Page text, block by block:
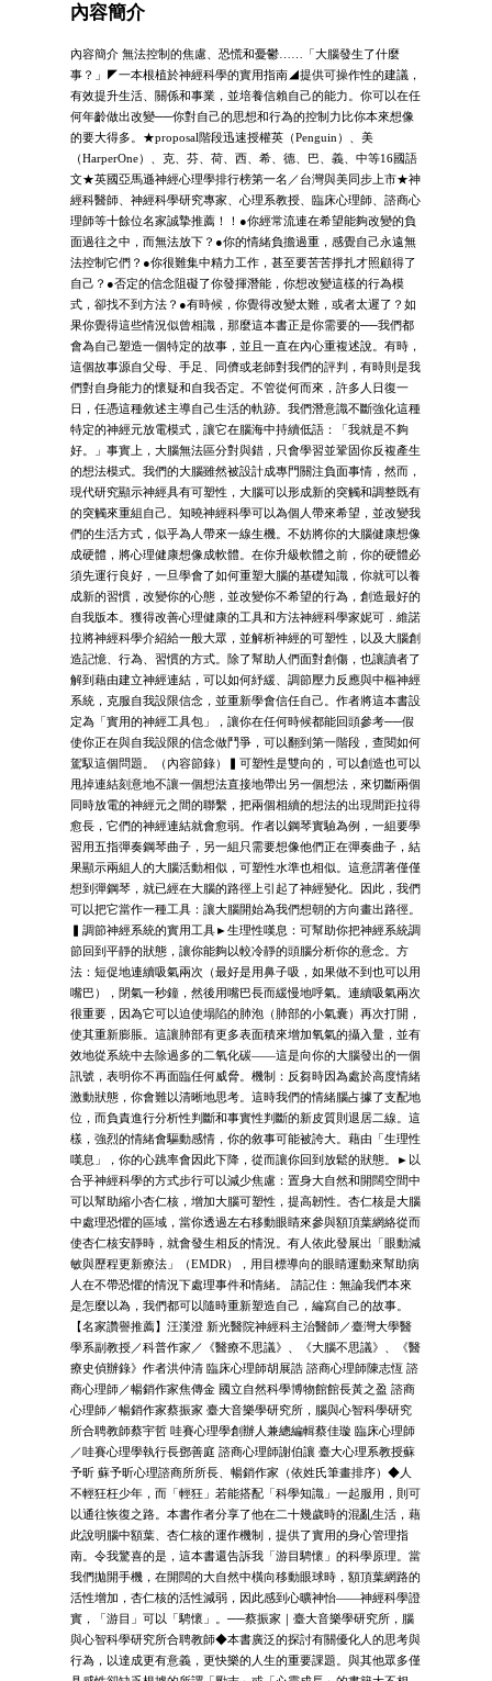
內容簡介
內容簡介 無法控制的焦慮、恐慌和憂鬱……「大腦發生了什麼
事？」◤一本根植於神經科學的實用指南◢提供可操作性的建議，
有效提升生活、關係和事業，並培養信賴自己的能力。你可以在任
何年齡做出改變──你對自己的思想和行為的控制力比你本來想像
的要大得多。★proposal階段迅速授權英（Penguin）、美
（HarperOne）、克、芬、荷、西、希、德、巴、義、中等16國語
文★英國亞馬遜神經心理學排行榜第一名／台灣與美同步上市★神
經科醫師、神經科學研究專家、心理系教授、臨床心理師、諮商心
理師等十餘位名家誠摯推薦！！●你經常流連在希望能夠改變的負
面過往之中，而無法放下？●你的情緒負擔過重，感覺自己永遠無
法控制它們？●你很難集中精力工作，甚至要苦苦掙扎才照顧得了
自己？●否定的信念阻礙了你發揮潛能，你想改變這樣的行為模
式，卻找不到方法？●有時候，你覺得改變太難，或者太遲了？如
果你覺得這些情況似曾相識，那麼這本書正是你需要的──我們都
會為自己塑造一個特定的故事，並且一直在內心重複述說。有時，
這個故事源自父母、手足、同儕或老師對我們的評判，有時則是我
們對自身能力的懷疑和自我否定。不管從何而來，許多人日復一
日，任憑這種敘述主導自己生活的軌跡。我們潛意識不斷強化這種
特定的神經元放電模式，讓它在腦海中持續低語：「我就是不夠
好。」事實上，大腦無法區分對與錯，只會學習並鞏固你反複產生
的想法模式。我們的大腦雖然被設計成專門關注負面事情，然而，
現代研究顯示神經具有可塑性，大腦可以形成新的突觸和調整既有
的突觸來重組自己。知曉神經科學可以為個人帶來希望，並改變我
們的生活方式，似乎為人帶來一線生機。不妨將你的大腦健康想像
成硬體，將心理健康想像成軟體。在你升級軟體之前，你的硬體必
須先運行良好，一旦學會了如何重塑大腦的基礎知識，你就可以養
成新的習慣，改變你的心態，並改變你不希望的行為，創造最好的
自我版本。獲得改善心理健康的工具和方法神經科學家妮可．維諾
拉將神經科學介紹給一般大眾，並解析神經的可塑性，以及大腦創
造記憶、行為、習慣的方式。除了幫助人們面對創傷，也讓讀者了
解到藉由建立神經連結，可以如何紓緩、調節壓力反應與中樞神經
系統，克服自我設限信念，並重新學會信任自己。作者將這本書設
定為「實用的神經工具包」，讓你在任何時候都能回頭參考──假
使你正在與自我設限的信念做鬥爭，可以翻到第一階段，查閱如何
駕馭這個問題。（內容節錄）▍可塑性是雙向的，可以創造也可以
甩掉連結刻意地不讓一個想法直接地帶出另一個想法，來切斷兩個
同時放電的神經元之間的聯繫，把兩個相續的想法的出現間距拉得
愈長，它們的神經連結就會愈弱。作者以鋼琴實驗為例，一組要學
習用五指彈奏鋼琴曲子，另一組只需要想像他們正在彈奏曲子，結
果顯示兩組人的大腦活動相似，可塑性水準也相似。這意謂著僅僅
想到彈鋼琴，就已經在大腦的路徑上引起了神經變化。因此，我們
可以把它當作一種工具：讓大腦開始為我們想朝的方向畫出路徑。
▍調節神經系統的實用工具►生理性嘆息：可幫助你把神經系統調
節回到平靜的狀態，讓你能夠以較冷靜的頭腦分析你的意念。方
法：短促地連續吸氣兩次（最好是用鼻子吸，如果做不到也可以用
嘴巴），閉氣一秒鐘，然後用嘴巴長而緩慢地呼氣。連續吸氣兩次
很重要，因為它可以迫使塌陷的肺泡（肺部的小氣囊）再次打開，
使其重新膨脹。這讓肺部有更多表面積來增加氧氣的攝入量，並有
效地從系統中去除過多的二氧化碳——這是向你的大腦發出的一個
訊號，表明你不再面臨任何威脅。機制：反芻時因為處於高度情緒
激動狀態，你會難以清晰地思考。這時我們的情緒腦占據了支配地
位，而負責進行分析性判斷和事實性判斷的新皮質則退居二線。這
樣，強烈的情緒會驅動感情，你的敘事可能被誇大。藉由「生理性
嘆息」，你的心跳率會因此下降，從而讓你回到放鬆的狀態。►以
合乎神經科學的方式步行可以減少焦慮：置身大自然和開闊空間中
可以幫助縮小杏仁核，增加大腦可塑性，提高韌性。杏仁核是大腦
中處理恐懼的區域，當你透過左右移動眼睛來參與額頂葉網絡從而
使杏仁核安靜時，就會發生相反的情況。有人依此發展出「眼動減
敏與歷程更新療法」（EMDR），用目標導向的眼睛運動來幫助病
人在不帶恐懼的情況下處理事件和情緒。 請記住：無論我們本來
是怎麼以為，我們都可以隨時重新塑造自己，編寫自己的故事。
【名家讚譽推薦】汪漢澄 新光醫院神經科主治醫師／臺灣大學醫
學系副教授／科普作家／《醫療不思議》、《大腦不思議》、《醫
療史偵辦錄》作者洪仲清 臨床心理師胡展誥 諮商心理師陳志恆 諮
商心理師／暢銷作家焦傳金 國立自然科學博物館館長黃之盈 諮商
心理師／暢銷作家蔡振家 臺大音樂學研究所，腦與心智科學研究
所合聘教師蔡宇哲 哇賽心理學創辦人兼總編輯蔡佳璇 臨床心理師
／哇賽心理學執行長鄧善庭 諮商心理師謝伯讓 臺大心理系教授蘇
予昕 蘇予昕心理諮商所所長、暢銷作家（依姓氏筆畫排序）◆人
不輕狂枉少年，而「輕狂」若能搭配「科學知識」一起服用，則可
以通往恢復之路。本書作者分享了他在二十幾歲時的混亂生活，藉
此說明腦中額葉、杏仁核的運作機制，提供了實用的身心管理指
南。令我驚喜的是，這本書還告訴我「游目騁懷」的科學原理。當
我們拋開手機，在開闊的大自然中橫向移動眼球時，額頂葉網路的
活性增加，杏仁核的活性減弱，因此感到心曠神怡——神經科學證
實，「游目」可以「騁懷」。──蔡振家｜臺大音樂學研究所，腦
與心智科學研究所合聘教師◆本書廣泛的探討有關優化人的思考與
行為，以達成更有意義，更快樂的人生的重要課題。與其他眾多僅